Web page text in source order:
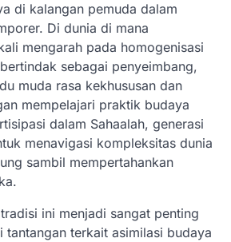
di kalangan pemuda dalam
Di dunia di mana
mengarah pada homogenisasi
sebagai penyeimbang,
muda rasa kekhususan dan
mempelajari praktik budaya
dalam Sahaalah, generasi
menavigasi kompleksitas dunia
sambil mempertahankan
ini menjadi sangat penting
tantangan terkait asimilasi budaya